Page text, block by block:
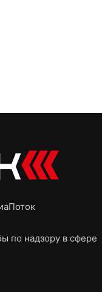
по надзору в сфере